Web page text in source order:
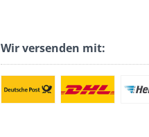
Wir versenden mit: